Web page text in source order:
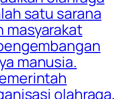
satu sarana
masyarakat
manusia.
olahraga,